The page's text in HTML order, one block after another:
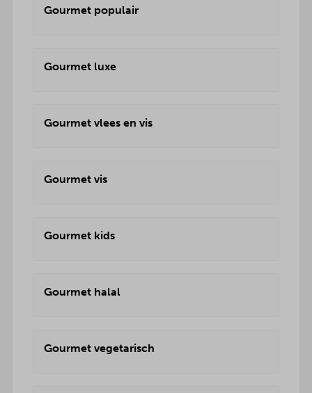
Gourmet populair
Gourmet luxe
Gourmet vlees en vis
Gourmet vis
Gourmet kids
Gourmet halal
Gourmet vegetarisch